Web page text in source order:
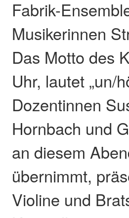
Fabrik-
Musikerinnen
Das Motto des
Uhr, lautet „un/
Dozentinnen
Hornbach und
an diesem
übernimmt,
Violine und